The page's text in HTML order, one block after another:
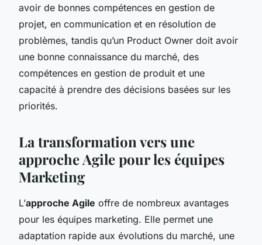
avoir de bonnes compétences en gestion de
projet, en communication et en résolution de
problèmes, tandis qu’un Product Owner doit avoir
une bonne connaissance du marché, des
compétences en gestion de produit et une
capacité à prendre des décisions basées sur les
priorités.
La transformation vers une
approche Agile pour les équipes
Marketing
L’approche Agile offre de nombreux avantages
pour les équipes marketing. Elle permet une
adaptation rapide aux évolutions du marché, une